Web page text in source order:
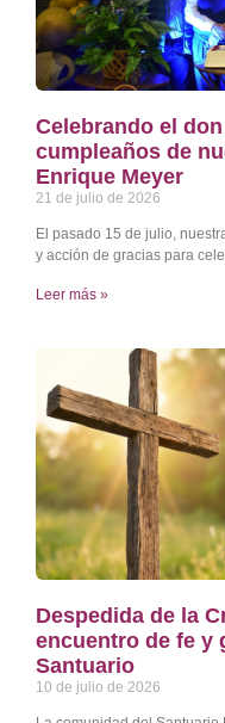
Celebrando el
cumpleaños de
Enrique Meyer
21 de julio de 2026
El pasado 15 de julio,
y acción de gracias para
Leer más »
Despedida de la
encuentro de fe y
Santuario
10 de julio de 2026